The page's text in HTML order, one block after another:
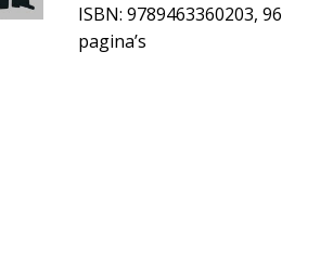
ISBN: 9789463360203, 96
pagina’s